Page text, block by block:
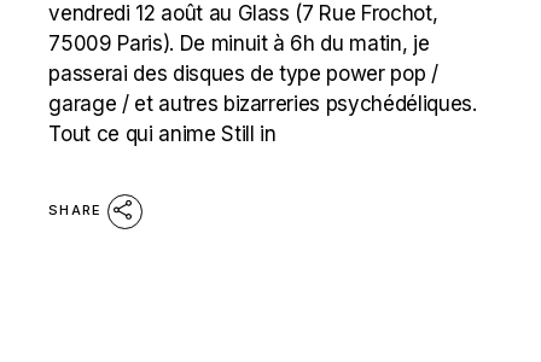
vendredi 12 août au Glass (7 Rue Frochot,
75009 Paris). De minuit à 6h du matin, je
passerai des disques de type power pop /
garage / et autres bizarreries psychédéliques.
Tout ce qui anime Still in
SHARE